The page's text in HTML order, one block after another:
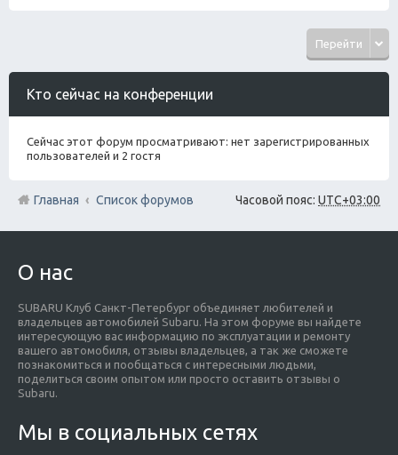
Перейти
Кто сейчас на конференции
Сейчас этот форум просматривают: нет зарегистрированных
пользователей и 2 гостя
Часовой пояс: UTC+03:00
Главная Список форумов
О нас
SUBARU Клуб Санкт-Петербург объединяет любителей и
владельцев автомобилей Subaru. На этом форуме вы найдете
интересующую вас информацию по эксплуатации и ремонту
вашего автомобиля, отзывы владельцев, а так же сможете
познакомиться и пообщаться с интересными людьми,
поделиться своим опытом или просто оставить отзывы о
Subaru.
Мы в социальных сетях